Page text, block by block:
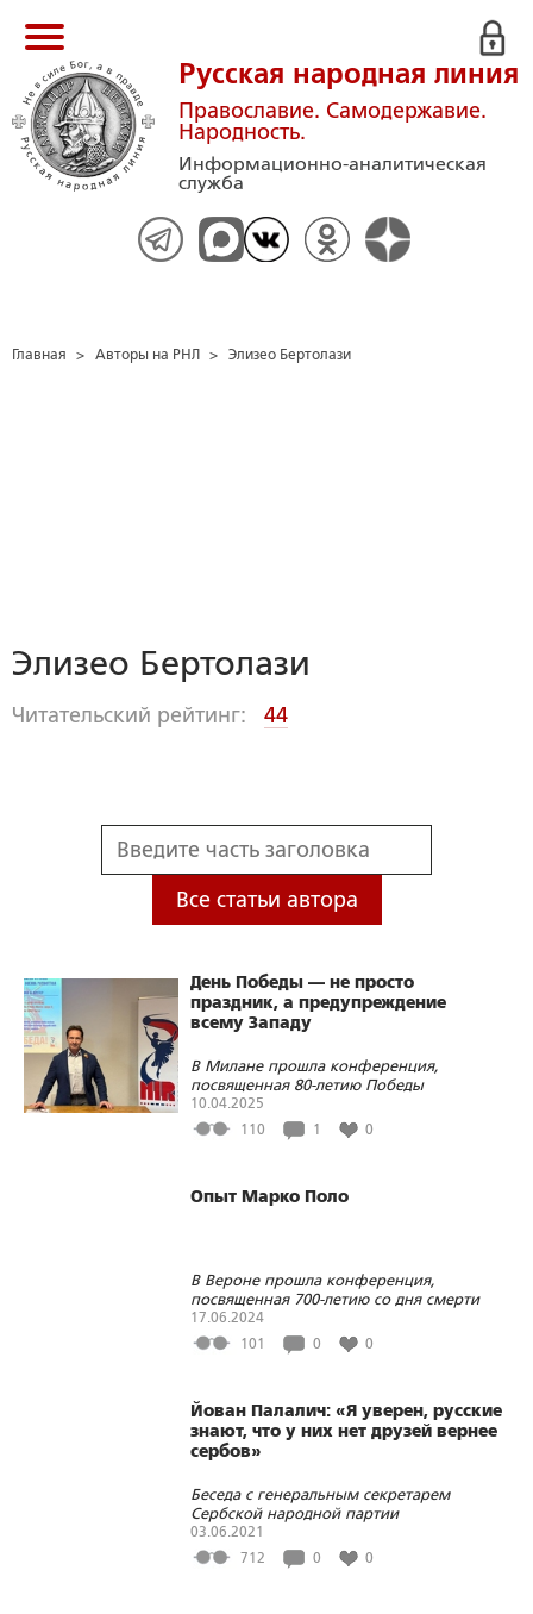
Русская народная линия
Православие. Самодержавие.
Народность.
Информационно-аналитическая
служба
Главная > Авторы на РНЛ > Элизео Бертолази
Элизео Бертолази
Читательский рейтинг: 44
Все статьи автора
День Победы — не просто
праздник, а предупреждение
всему Западу
В Милане прошла конференция,
посвященная 80-летию Победы
10.04.2025
110
1 0
Опыт Марко Поло
В Вероне прошла конференция,
посвященная 700-летию со дня смерти
великого путешественника
17.06.2024
101
0 0
Йован Палалич: «Я уверен, русские
знают, что у них нет друзей вернее
сербов»
Беседа с генеральным секретарем
Сербской народной партии
03.06.2021
712
0 0